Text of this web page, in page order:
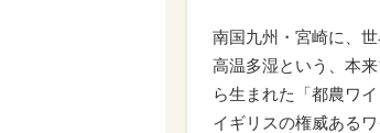
南国九州・宮崎に、
高温多湿という、本
ら生まれた「都農ワイ
イギリスの権威ある